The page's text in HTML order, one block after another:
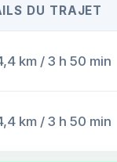
DU TRAJET
km / 3 h 50 min
km / 3 h 50 min